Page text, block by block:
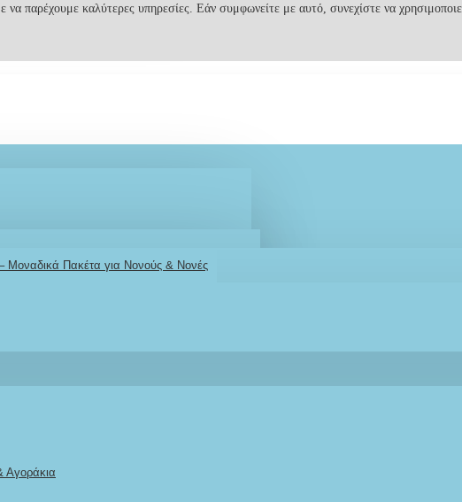
παρέχουμε καλύτερες υπηρεσίες. Εάν συμφωνείτε με αυτό, συνεχίστε να
– Μοναδικά Πακέτα για Νονούς & Νονές
Αγοράκια